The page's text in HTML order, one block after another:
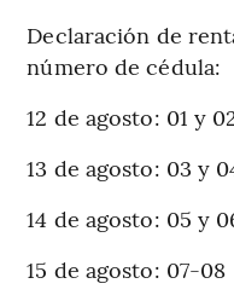
Declaración de
número de cédula:
12 de agosto: 01 y
13 de agosto: 03 y
14 de agosto: 05 y
15 de agosto: 07-08